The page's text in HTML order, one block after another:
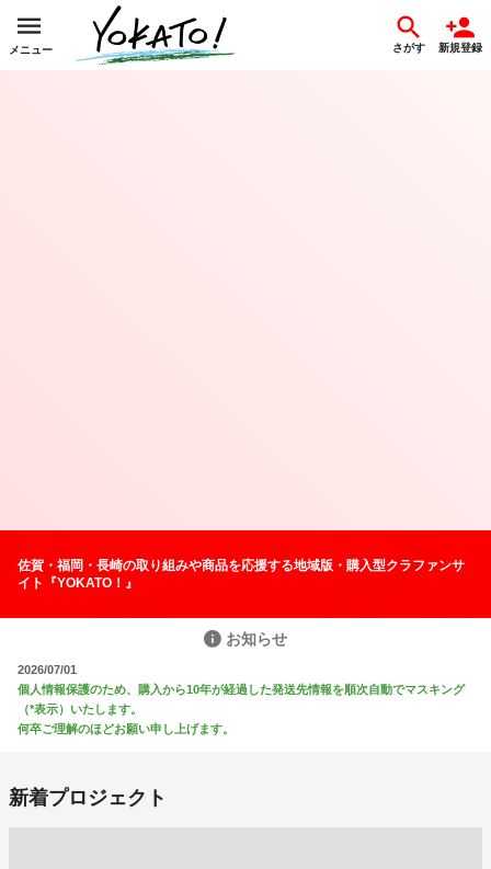
メニュー さがす 新規登録
佐賀・福岡・長崎の取り組みや商品を応援する地域版・購入型クラファンサ
イト『YOKATO！』
お知らせ
2026/07/01
個人情報保護のため、購入から10年が経過した発送先情報を順次自動でマスキング
（*表示）いたします。
何卒ご理解のほどお願い申し上げます。
新着プロジェクト